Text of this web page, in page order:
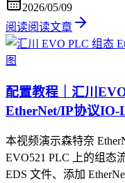
2026/05/09
阅读阅读文章
配置教程｜汇川
EtherNet/IP协议
本视频演示森特奈
EVO521 PLC 上的组态
EDS 文件、添加